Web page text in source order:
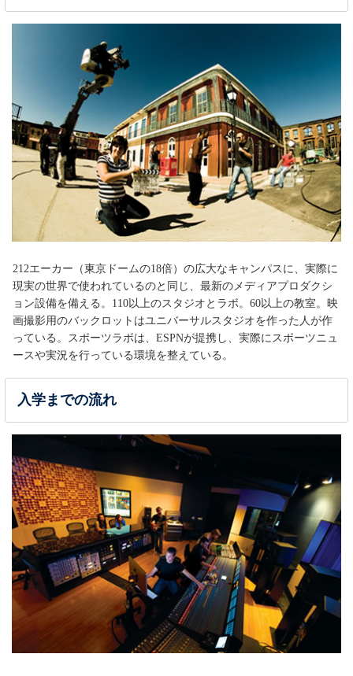
212エーカー（東京ドームの18倍）の広大なキャンパスに、実際に
現実の世界で使われているのと同じ、最新のメディアプロダクシ
ョン設備を備える。110以上のスタジオとラボ。60以上の教室。映
画撮影用のバックロットはユニバーサルスタジオを作った人が作
っている。スポーツラボは、ESPNが提携し、実際にスポーツニュ
ースや実況を行っている環境を整えている。
入学までの流れ